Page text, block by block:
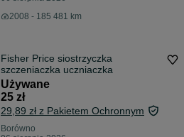
2008 - 185 481 km
Fisher Price siostrzyczka
szczeniaczka uczniaczka
Używane
25 zł
29,89 zł z Pakietem Ochronnym
Borówno